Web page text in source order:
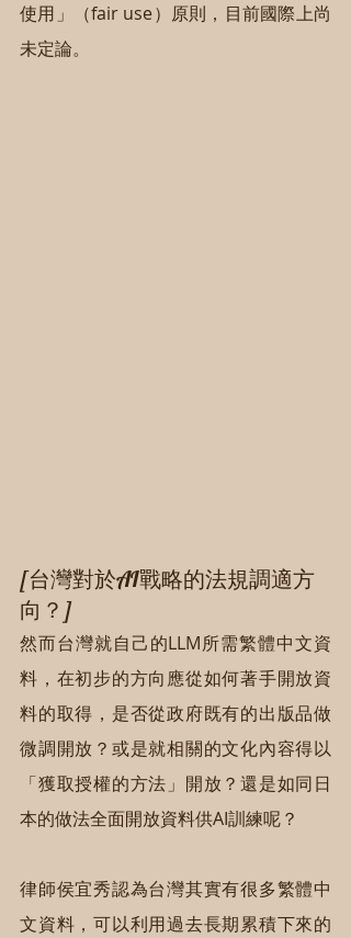
使用」（fair use）原則，目前國際上尚
未定論。
[台灣對於AI戰略的法規調適方
向？]
然而台灣就自己的LLM所需繁體中文資
料，在初步的方向應從如何著手開放資
料的取得，是否從政府既有的出版品做
微調開放？或是就相關的文化內容得以
「獲取授權的方法」開放？還是如同日
本的做法全面開放資料供AI訓練呢？
律師侯宜秀認為台灣其實有很多繁體中
文資料，可以利用過去長期累積下來的